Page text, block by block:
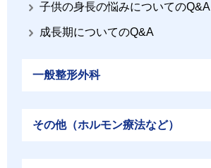
子供の身長の悩みについてのQ&A
成長期についてのQ&A
一般整形外科
その他（ホルモン療法など）